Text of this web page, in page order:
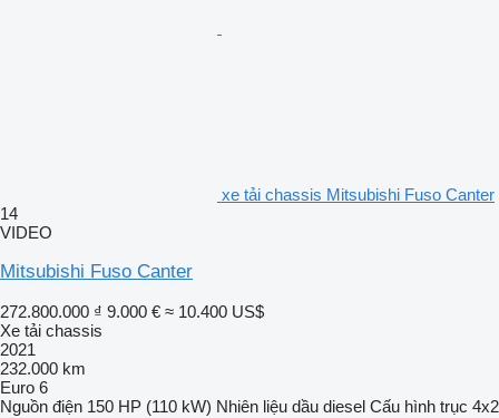
xe tải chassis Mitsubishi Fuso Canter
14
VIDEO
Mitsubishi Fuso Canter
272.800.000 ₫ 9.000 € ≈ 10.400 US$
Xe tải chassis
2021
232.000 km
Euro 6
Nguồn điện 150 HP (110 kW) Nhiên liệu dầu diesel Cấu hình trục 4x2